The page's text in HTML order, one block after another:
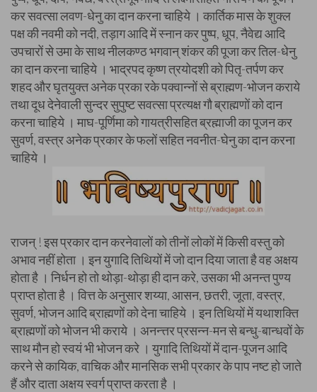
कर सवत्सा लवण-धेनु का दान करना चाहिये । कार्तिक मास के शुक्ल
पक्ष की नवमी को नदी, तड़ाग आदि में स्नान कर पुष्प, धूप, नैवेद्य आदि
उपचारों से उमा के साथ नीलकण्ठ भगवान् शंकर की पूजा कर तिल-धेनु
का दान करना चाहिये । भाद्रपद कृष्ण त्रयोदशी को पितृ-तर्पण कर
शहद और घृतयुक्त अनेक प्रका रके पक्वान्नों से ब्राह्मण-भोजन कराये
तथा दूध देनेवाली सुन्दर सुपुष्ट सवत्सा प्रत्यक्ष गौ ब्राह्मणों को दान
करना चाहिये । माघ-पूर्णिमा को गायत्रीसहित ब्रह्माजी का पूजन कर
सुवर्ण, वस्त्र अनेक प्रकार के फलों सहित नवनीत-घेनु का दान करना
चाहिये ।
राजन् ! इस प्रकार दान करनेवालों को तीनों लोकों में किसी वस्तु को
अभाव नहीं होता । इन युगादि तिथियों में जो दान दिया जाता है वह अक्षय
होता है । निर्धन हो तो थोड़ा-थोड़ा ही दान करे, उसका भी अनन्त पुण्य
प्राप्त होता है । वित्त के अनुसार शय्या, आसन, छतरी, जूता, वस्त्र,
सुवर्ण, भोजन आदि ब्राह्मणों को देना चाहिये । इन तिथियों में यथाशक्ति
ब्राह्मणों को भोजन भी कराये । अनन्त्तर प्रसन्न-मन से बन्धु-बान्धवों के
साथ मौन हो स्वयं भी भोजन करे । युगादि तिथियों में दान-पूजन आदि
करने से कायिक, वाचिक और मानसिक सभी प्रकार के पाप नष्ट हो जाते
हैं और दाता अक्षय स्वर्ग प्राप्त करता है ।